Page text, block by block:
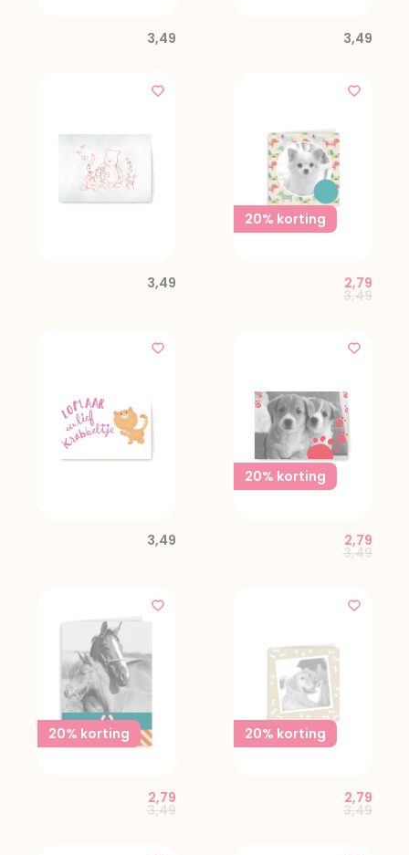
3,49 3,49
3,49
20% korting
Price
3,49to
2,79
3,49
20% korting
Price
3,49to
2,79
20% korting
Price reduced from
3,49to
2,79
20% korting
Price
3,49to
2,79